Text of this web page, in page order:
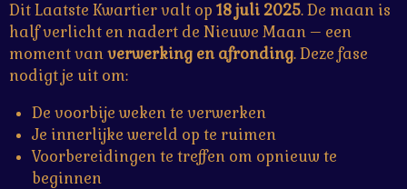
Dit Laatste Kwartier valt op 18 juli 2025. De maan is
half verlicht en nadert de Nieuwe Maan – een
moment vanverwerking en afronding. Deze fase
nodigt je uit om:
De voorbije weken te verwerken
Je innerlijke wereld op te ruimen
Voorbereidingen te treffen om opnieuw te
beginnen